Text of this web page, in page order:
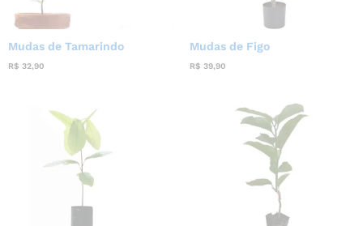
Mudas de Tamarindo
R$ 32,90
Mudas de Figo
R$ 39,90